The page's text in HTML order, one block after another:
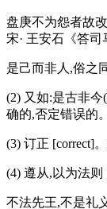
盘庚不为怨者故
宋· 王安石《答司
是己而非人,俗之
(2) 又如:是古非
确的,否定错误的
(3) 订正 [correct]
(4) 遵从,以为法
不法先王,不是礼